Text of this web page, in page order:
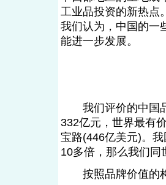
工业品投资的新热点
我们认为，中国的一
能进一步发展。
我们评价的中国品
332亿元，世界最有
宝路(446亿美元)。
10多倍，那么我们同
按照品牌价值的构